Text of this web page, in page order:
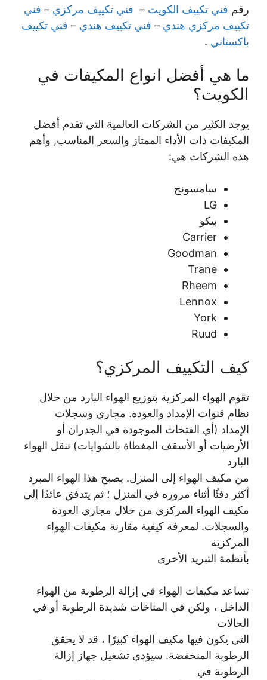
رقم فني تكييف الكويت – فني تكييف مركزي – فني
تكييف مركزي هندي – فني تكييف هندي – فني تكييف
باكستاني .
ما هي أفضل انواع المكيفات في
الكويت؟
يوجد الكثير من الشركات العالمية التي تقدم أفضل
المكيفات ذات الأداء الممتاز والسعر المناسب, وأهم
هذه الشركات هي:
سامسونج
LG
بيكو
Carrier
Goodman
Trane
Rheem
Lennox
York
Ruud
كيف التكييف المركزي؟
تقوم الهواء المركزية بتوزيع الهواء البارد من خلال
نظام قنوات الإمداد والعودة. مجاري وسجلات
الإمداد (أي الفتحات الموجودة في الجدران أو
الأرضيات أو الأسقف المغطاة بالشوايات) تنقل الهواء
البارد
من مكيف الهواء إلى المنزل. يصبح هذا الهواء المبرد
أكثر دفئًا أثناء مروره في المنزل ؛ ثم يتدفق عائدًا إلى
مكيف الهواء المركزي من خلال مجاري العودة
والسجلات. لمعرفة كيفية مقارنة مكيفات الهواء
المركزية
بأنظمة التبريد الأخرى
تساعد مكيفات الهواء في إزالة الرطوبة من الهواء
الداخل ، ولكن في المناخات شديدة الرطوبة أو في
الحالات
التي يكون فيها مكيف الهواء كبيرًا ، قد لا يحقق
الرطوبة المنخفضة. سيؤدي تشغيل جهاز إزالة
الرطوبة في